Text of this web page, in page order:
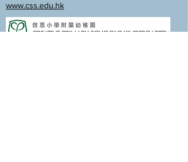
www.css.edu.hk